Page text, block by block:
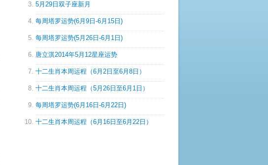
5月29日双子座新月
每周塔罗运势(6月9日-6月15日)
每周塔罗运势(5月26日-6月1日)
唐立淇2014年5月12星座运势
十二生肖本周运程（6月2日至6月8日）
十二生肖本周运程（5月26日至6月1日）
每周塔罗运势(6月16日-6月22日)
十二生肖本周运程（6月16日至6月22日）